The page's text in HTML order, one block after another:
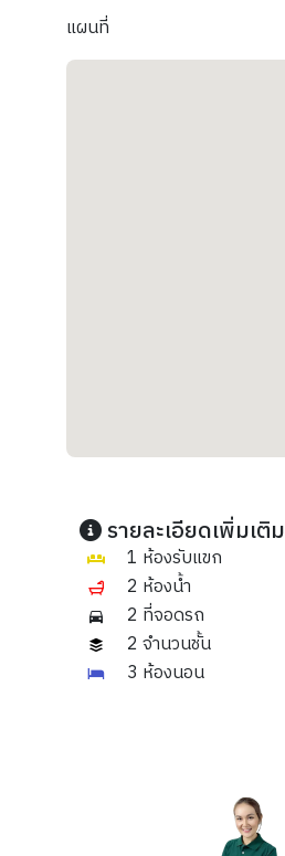
แผนที่
รายละเอียดเพิ่มเติม
1 ห้องรับแขก
2 ห้องน้ำ
2 ที่จอดรถ
2 จำนวนชั้น
3 ห้องนอน